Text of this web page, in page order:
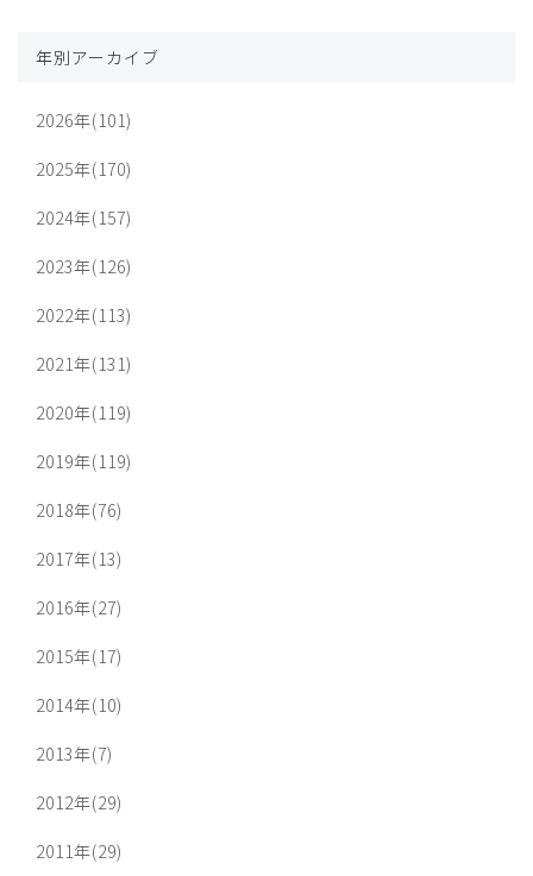
年別アーカイブ
2026年(101)
2025年(170)
2024年(157)
2023年(126)
2022年(113)
2021年(131)
2020年(119)
2019年(119)
2018年(76)
2017年(13)
2016年(27)
2015年(17)
2014年(10)
2013年(7)
2012年(29)
2011年(29)